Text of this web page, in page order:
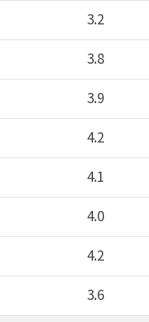
3.2
3.8
3.9
4.2
4.1
4.0
4.2
3.6